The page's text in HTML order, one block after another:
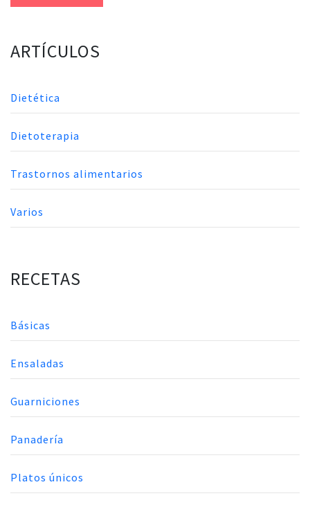
ARTÍCULOS
Dietética
Dietoterapia
Trastornos alimentarios
Varios
RECETAS
Básicas
Ensaladas
Guarniciones
Panadería
Platos únicos